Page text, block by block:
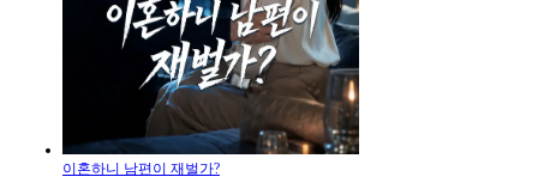
이혼하니 남편이 재벌가?